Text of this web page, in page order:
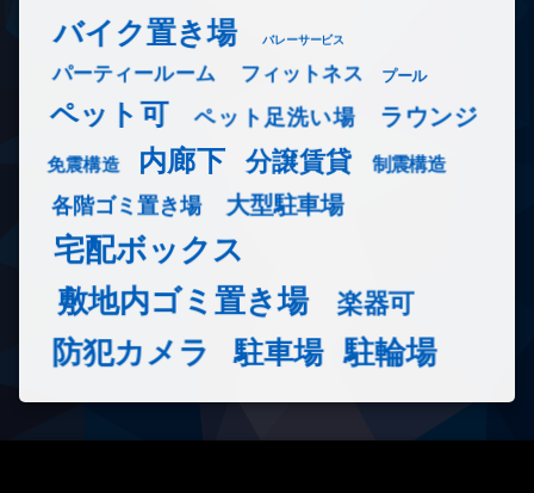
バイク置き場 バレーサービス
パーティールーム フィットネス プール
ペット可 ペット足洗い場 ラウンジ
免震構造 内廊下 分譲賃貸 制震構造
各階ゴミ置き場 大型駐車場
宅配ボックス
敷地内ゴミ置き場
楽器可
防犯カメラ 駐車場 駐輪場